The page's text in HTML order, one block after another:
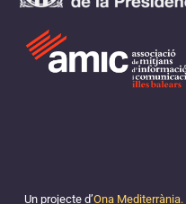
Un projecte d’Ona Mediterrània.